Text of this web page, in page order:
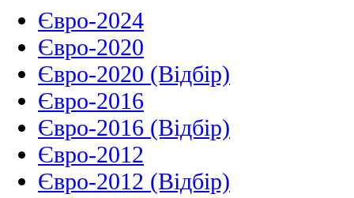
Євро-2024
Євро-2020
Євро-2020 (Відбір)
Євро-2016
Євро-2016 (Відбір)
Євро-2012
Євро-2012 (Відбір)